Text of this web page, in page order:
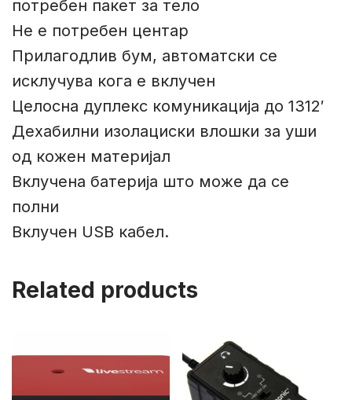
потребен пакет за тело
Не е потребен центар
Прилагодлив бум, автоматски се
исклучува кога е вклучен
Целосна дуплекс комуникација до 1312′
Дехабилни изолациски влошки за уши
од кожен материјал
Вклучена батерија што може да се
полни
Вклучен USB кабел.
Related products